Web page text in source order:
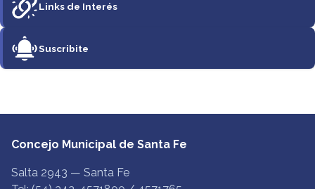
Links de Interés
Suscribite
Concejo Municipal de Santa Fe
Salta 2943 — Santa Fe